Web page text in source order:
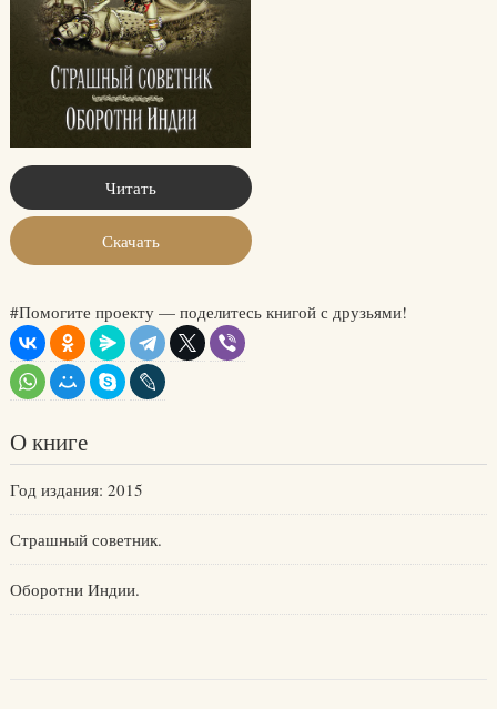
Читать
Скачать
#Помогите проекту — поделитесь книгой с друзьями!
О книге
Год издания: 2015
Страшный советник.
Оборотни Индии.